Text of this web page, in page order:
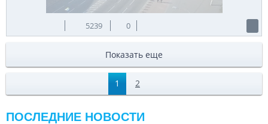
5239 0
Показать еще
1 2
ПОСЛЕДНИЕ НОВОСТИ